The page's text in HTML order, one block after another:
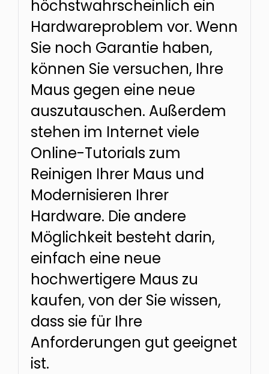
höchstwahrscheinlich ein
Hardwareproblem vor. Wenn
Sie noch Garantie haben,
können Sie versuchen, Ihre
Maus gegen eine neue
auszutauschen. Außerdem
stehen im Internet viele
Online-Tutorials zum
Reinigen Ihrer Maus und
Modernisieren Ihrer
Hardware. Die andere
Möglichkeit besteht darin,
einfach eine neue
hochwertigere Maus zu
kaufen, von der Sie wissen,
dass sie für Ihre
Anforderungen gut geeignet
ist.